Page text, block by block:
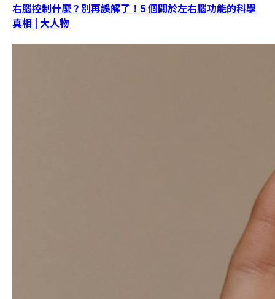
右腦控制什麼？別再誤解了！5 個關於左右腦功能的科學
真相 | 大人物